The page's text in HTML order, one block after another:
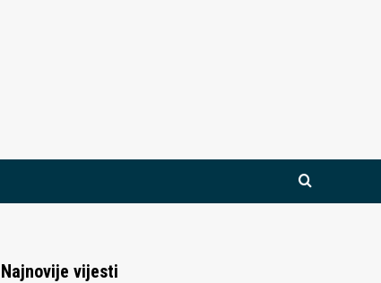
Najnovije vijesti